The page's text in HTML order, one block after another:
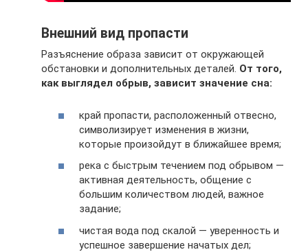
Внешний вид пропасти
Разъяснение образа зависит от окружающей
обстановки и дополнительных деталей. От того,
как выглядел обрыв, зависит значение сна:
край пропасти, расположенный отвесно,
символизирует изменения в жизни,
которые произойдут в ближайшее время;
река с быстрым течением под обрывом —
активная деятельность, общение с
большим количеством людей, важное
задание;
чистая вода под скалой — уверенность и
успешное завершение начатых дел;